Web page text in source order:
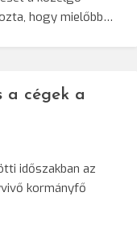
hogy mielőbb…
a cégek a
időszakban az
kormányfő